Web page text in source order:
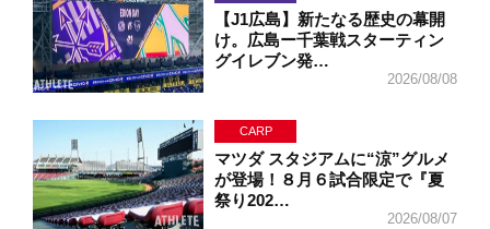
【J1広島】新たなる歴史の幕開
け。広島ー千葉戦スターティン
グイレブン発…
2026/08/08
CARP
マツダ スタジアムに“涼”グルメ
が登場！８月６試合限定で『夏
祭り202…
2026/08/07